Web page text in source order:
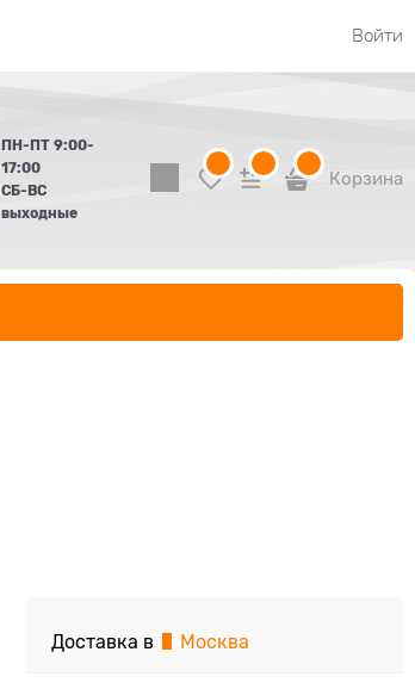
Войти
ПН-ПТ 9:00-
17:00
СБ-ВС
выходные
Корзина
Доставка в Москва